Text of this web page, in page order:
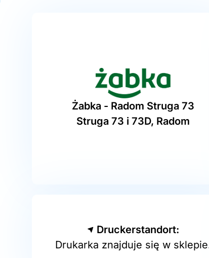
Żabka - Radom Struga 73
Struga 73 i 73D, Radom
Druckerstandort:
Drukarka znajduje się w